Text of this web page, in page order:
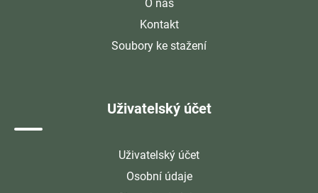
O nás
Kontakt
Soubory ke stažení
Uživatelský účet
Uživatelský účet
Osobní údaje